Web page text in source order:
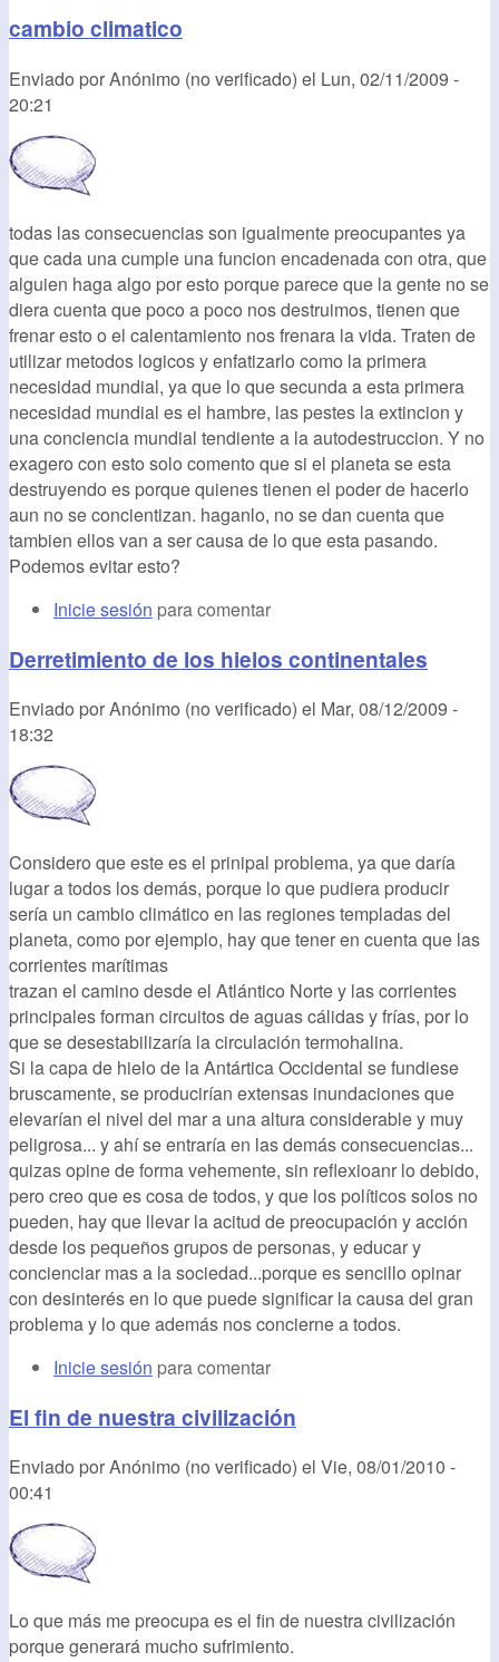
cambio climatico
Enviado porAnónimo (no verificado) el Lun, 02/11/2009 -
20:21
todas las consecuencias son igualmente preocupantes ya
que cada una cumple una funcion encadenada con otra, que
alguien haga algo por esto porque parece que la gente no se
diera cuenta que poco a poco nos destruimos, tienen que
frenar esto o el calentamiento nos frenara la vida. Traten de
utilizar metodos logicos y enfatizarlo como la primera
necesidad mundial, ya que lo que secunda a esta primera
necesidad mundial es el hambre, las pestes la extincion y
una conciencia mundial tendiente a la autodestruccion. Y no
exagero con esto solo comento que si el planeta se esta
destruyendo es porque quienes tienen el poder de hacerlo
aun no se concientizan. haganlo, no se dan cuenta que
tambien ellos van a ser causa de lo que esta pasando.
Podemos evitar esto?
Inicie sesión para comentar
Derretimiento de los hielos continentales
Enviado porAnónimo (no verificado) el Mar, 08/12/2009 -
18:32
Considero que este es el prinipal problema, ya que daría
lugar a todos los demás, porque lo que pudiera producir
sería un cambio climático en las regiones templadas del
planeta, como por ejemplo, hay que tener en cuenta que las
corrientes marítimas
trazan el camino desde el Atlántico Norte y las corrientes
principales forman circuitos de aguas cálidas y frías, por lo
que se desestabilizaría la circulación termohalina.
Si la capa de hielo de la Antártica Occidental se fundiese
bruscamente, se producirían extensas inundaciones que
elevarían el nivel del mar a una altura considerable y muy
peligrosa... y ahí se entraría en las demás consecuencias...
quizas opine de forma vehemente, sin reflexioanr lo debido,
pero creo que es cosa de todos, y que los políticos solos no
pueden, hay que llevar la acitud de preocupación y acción
desde los pequeños grupos de personas, y educar y
concienciar mas a la sociedad...porque es sencillo opinar
con desinterés en lo que puede significar la causa del gran
problema y lo que además nos concierne a todos.
Inicie sesión para comentar
El fin de nuestra civilización
Enviado porAnónimo (no verificado) el Vie, 08/01/2010 -
00:41
Lo que más me preocupa es el fin de nuestra civilización
porque generará mucho sufrimiento.